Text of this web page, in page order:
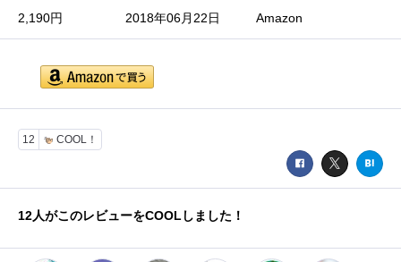
2,190円
2018年06月22日
Amazon
12 COOL！
12人がこのレビューをCOOLしました！